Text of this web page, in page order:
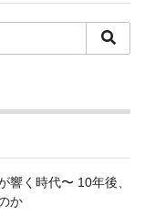
響く時代〜 10年後、
か